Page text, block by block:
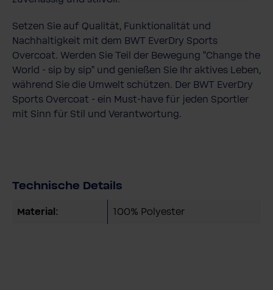
Setzen Sie auf Qualität, Funktionalität und
Nachhaltigkeit mit dem BWT EverDry Sports
Overcoat. Werden Sie Teil der Bewegung "Change the
World - sip by sip" und genießen Sie Ihr aktives Leben,
während Sie die Umwelt schützen. Der BWT EverDry
Sports Overcoat - ein Must-have für jeden Sportler
mit Sinn für Stil und Verantwortung.
Technische Details
Material: 100% Polyester